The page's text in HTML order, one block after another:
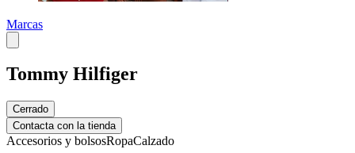
Marcas
Tommy Hilfiger
Cerrado
Contacta con la tienda
Accesorios y bolsosRopaCalzado